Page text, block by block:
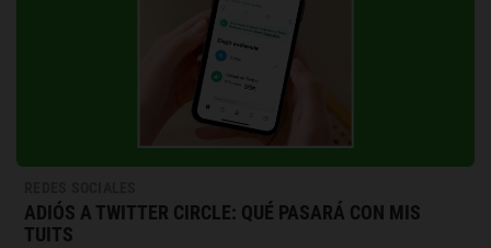
ADIÓS A TWITTER CIRCLE: QUÉ PASARÁ CON MIS
TUITS